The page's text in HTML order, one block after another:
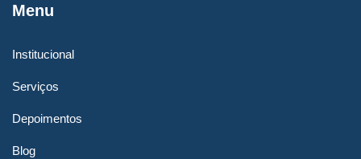
Menu
Institucional
Serviços
Depoimentos
Blog